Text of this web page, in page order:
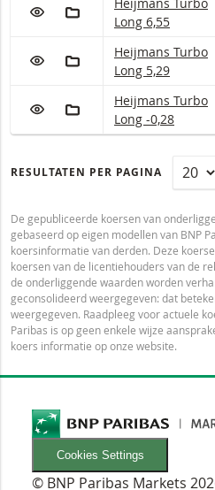
VOEG TOE AAN WATCHLIST
AAN PORTFOLIO
Long 6,55
VOEG TOE AAN WATCHLIST
AAN PORTFOLIOHeijmans Turbo
Heijmans Turbo
Long 5,29
VOEG TOE AAN WATCHLIST
AAN PORTFOLIOHeijmans Turbo
Heijmans Turbo
Long -0,28
RESULTATEN PER PAGINA
De gepubliceerde koersen van
gebaseerd op eigen modellen van BNP
koersinformatie van derden. Deze
koersen van de licentiehouders van de
de onderliggende waarden worden
geconsolideerd weergegeven: dat
weergegeven. Raadpleeg voor actuele
Paribas is op geen enkele wijze
koers informatie op onze website.
Cookies Settings
© BNP Paribas Markets